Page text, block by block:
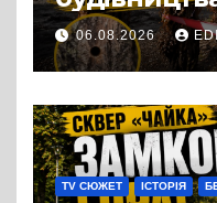
проспекті
дерева. І
можна
06.08.2026
TV СЮЖЕТ ІСТОРІЯ